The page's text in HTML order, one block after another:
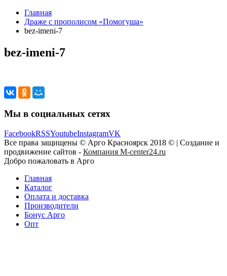
Главная
Драже с прополисом «Помогуша»
bez-imeni-7
bez-imeni-7
Мы в социальных сетях
FacebookRSSYoutubeInstagramVK
Все права защищены © Арго Красноярск 2018 © | Создание и
продвижение сайтов - Компания M-center24.ru
Добро пожаловать в Арго
Главная
Каталог
Оплата и доставка
Производители
Бонус Арго
Опт